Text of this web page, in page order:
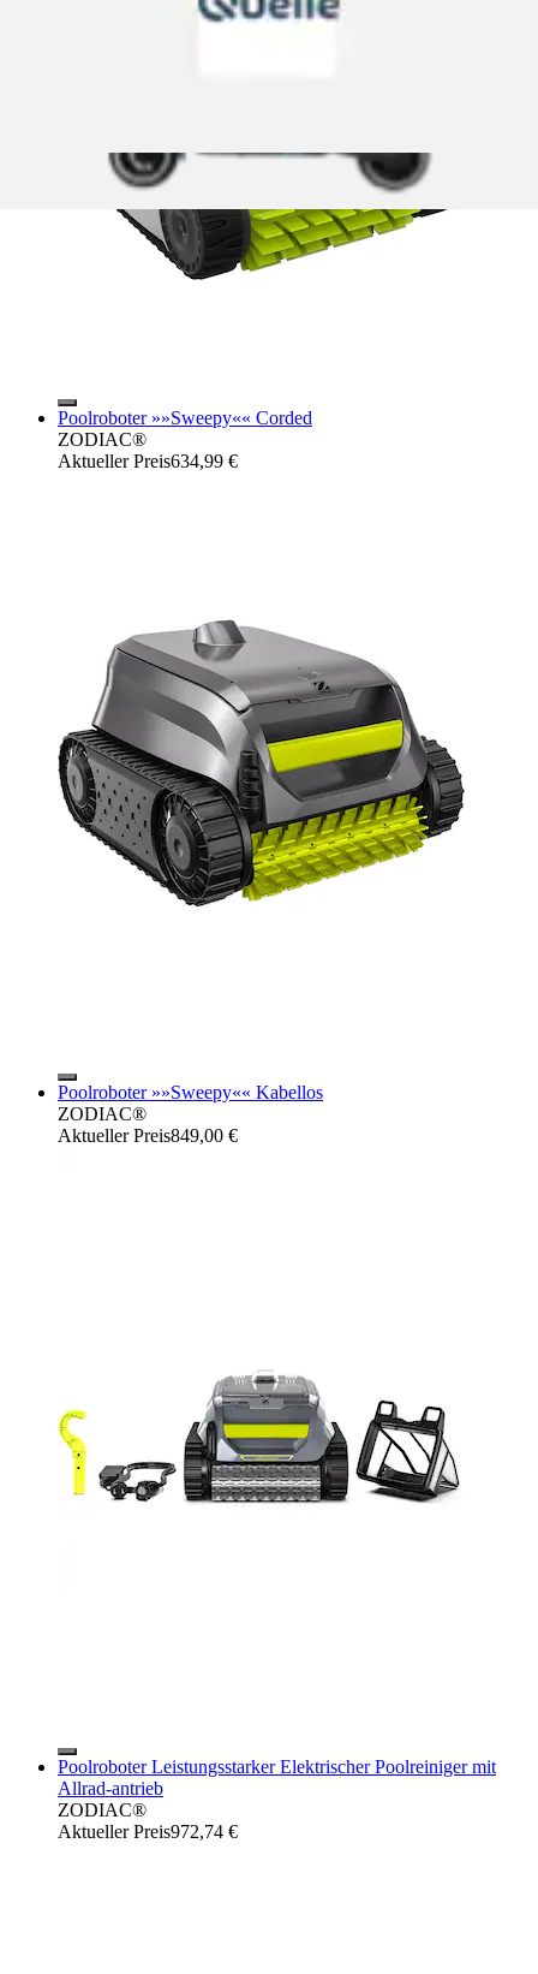
Poolroboter »»Sweepy«« Corded
ZODIAC®
Aktueller Preis634,99 €
Poolroboter »»Sweepy«« Kabellos
ZODIAC®
Aktueller Preis849,00 €
Poolroboter Leistungsstarker Elektrischer Poolreiniger mit
Allrad-antrieb
ZODIAC®
Aktueller Preis972,74 €